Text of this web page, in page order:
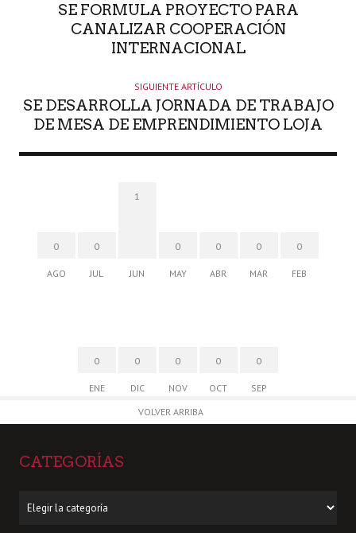
SE FORMULA PROYECTO PARA
CANALIZAR COOPERACIÓN
INTERNACIONAL
SIGUIENTE ARTÍCULO
SE DESARROLLA JORNADA DE TRABAJO
DE MESA DE EMPRENDIMIENTO LOJA
0
AGO
0
JUL
1
JUN
0
MAY
0
ABR
0
MAR
0
FEB
0
ENE
0
DIC
0
NOV
0
OCT
0
SEP
VOLVER ARRIBA
CATEGORÍAS